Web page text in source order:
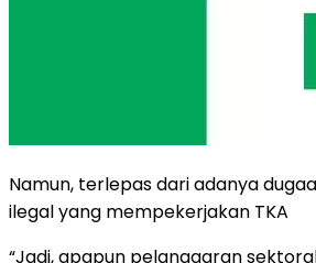
Namun, terlepas dari adanya
ilegal yang mempekerjakan TKA
“Jadi, apapun pelanggaran